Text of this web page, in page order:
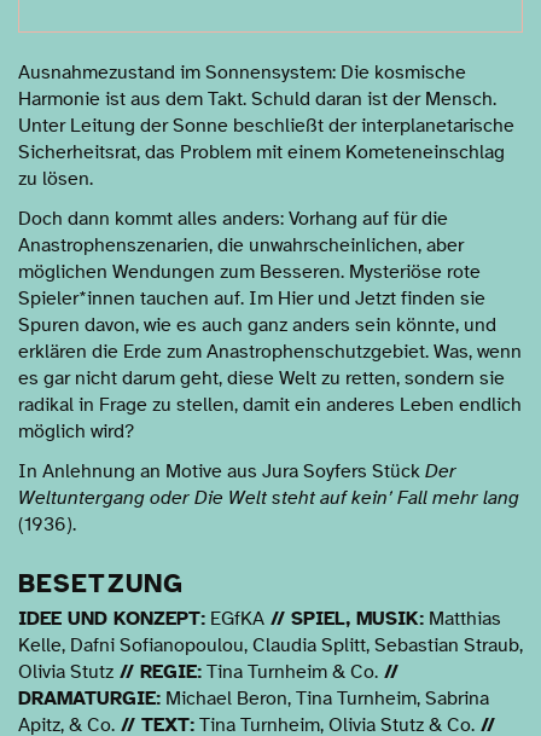
Ausnahmezustand im Sonnensystem: Die kosmische
Harmonie ist aus dem Takt. Schuld daran ist der Mensch.
Unter Leitung der Sonne beschließt der interplanetarische
Sicherheitsrat, das Problem mit einem Kometeneinschlag
zu lösen.
Doch dann kommt alles anders: Vorhang auf für die
Anastrophenszenarien, die unwahrscheinlichen, aber
möglichen Wendungen zum Besseren. Mysteriöse rote
Spieler*innen tauchen auf. Im Hier und Jetzt finden sie
Spuren davon, wie es auch ganz anders sein könnte, und
erklären die Erde zum Anastrophenschutzgebiet. Was, wenn
es gar nicht darum geht, diese Welt zu retten, sondern sie
radikal in Frage zu stellen, damit ein anderes Leben endlich
möglich wird?
In Anlehnung an Motive aus Jura Soyfers Stück Der
Weltuntergang oder Die Welt steht auf kein’ Fall mehr lang
(1936).
BESETZUNG
IDEE UND KONZEPT: EGfKA // SPIEL, MUSIK: Matthias
Kelle, Dafni Sofianopoulou, Claudia Splitt, Sebastian Straub,
Olivia Stutz // REGIE: Tina Turnheim & Co. //
DRAMATURGIE: Michael Beron, Tina Turnheim, Sabrina
Apitz, & Co. // TEXT: Tina Turnheim, Olivia Stutz & Co. //